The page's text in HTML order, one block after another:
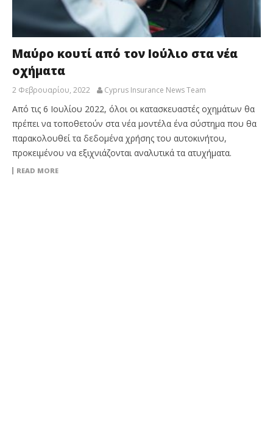
Μαύρο κουτί από τον Ιούλιο στα νέα
οχήματα
2 Φεβρουαρίου, 2022 Cyprus Insurance News Team
Από τις 6 Ιουλίου 2022, όλοι οι κατασκευαστές οχημάτων θα
πρέπει να τοποθετούν στα νέα μοντέλα ένα σύστημα που θα
παρακολουθεί τα δεδομένα χρήσης του αυτοκινήτου,
προκειμένου να εξιχνιάζονται αναλυτικά τα ατυχήματα.
READ MORE